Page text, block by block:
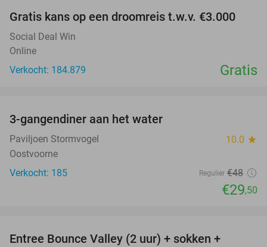
Gratis kans op een droomreis t.w.v. €3.000
Social Deal Win
Online
Verkocht: 184.879
Gratis
3-gangendiner aan het water
Paviljoen Stormvogel 10.0 star
Oostvoorne
Verkocht: 185
Regulier €48
€29,50
Entree Bounce Valley (2 uur) + sokken +